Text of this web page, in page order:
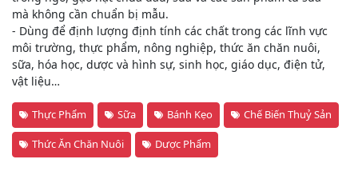
mà không cần chuẩn bị mẫu.
- Dùng để định lượng định tính các chất trong các lĩnh vực
môi trường, thực phẩm, nông nghiệp, thức ăn chăn nuôi,
sữa, hóa học, dược và hình sự, sinh học, giáo dục, điện tử,
vật liệu…
Thực Phẩm Sữa Bánh Kẹo Chế Biến Thuỷ Sản
Thức Ăn Chăn Nuôi Dược Phẩm